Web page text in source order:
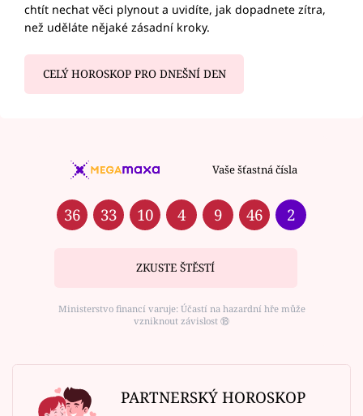
chtít nechat věci plynout a uvidíte, jak dopadnete zítra,
než uděláte nějaké zásadní kroky.
CELÝ HOROSKOP PRO DNEŠNÍ DEN
Vaše šťastná čísla
36 33 10 4 9 46 2
ZKUSTE ŠTĚSTÍ
Ministerstvo financí varuje: Účastí na hazardní hře může
vzniknout závislost ⑱
PARTNERSKÝ HOROSKOP